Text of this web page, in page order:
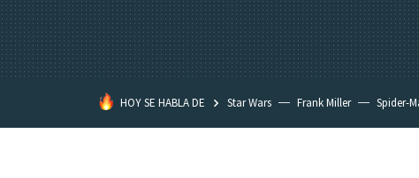
HOY SE HABLA DE Star Wars Frank Miller Spider-